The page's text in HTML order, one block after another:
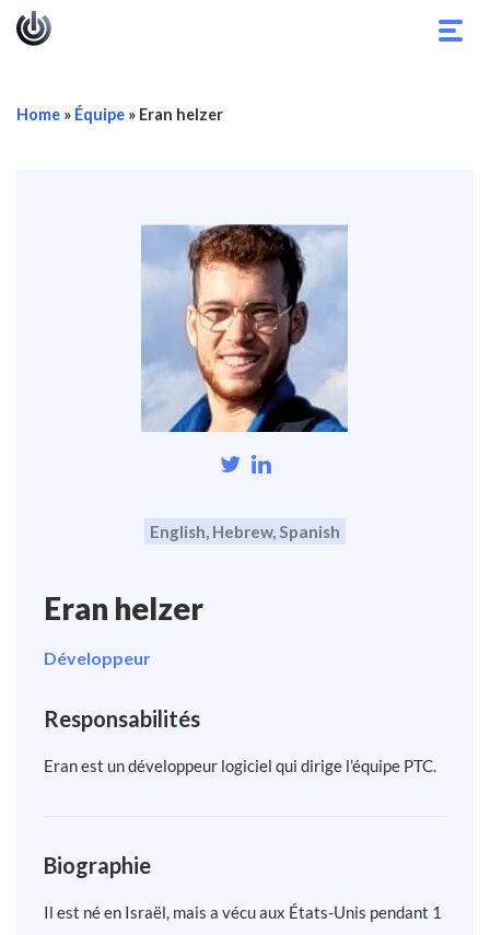
Home » Équipe » Eran helzer
English, Hebrew, Spanish
Eran helzer
Développeur
Responsabilités
Eran est un développeur logiciel qui dirige l’équipe PTC.
Biographie
Il est né en Israël, mais a vécu aux États-Unis pendant 1